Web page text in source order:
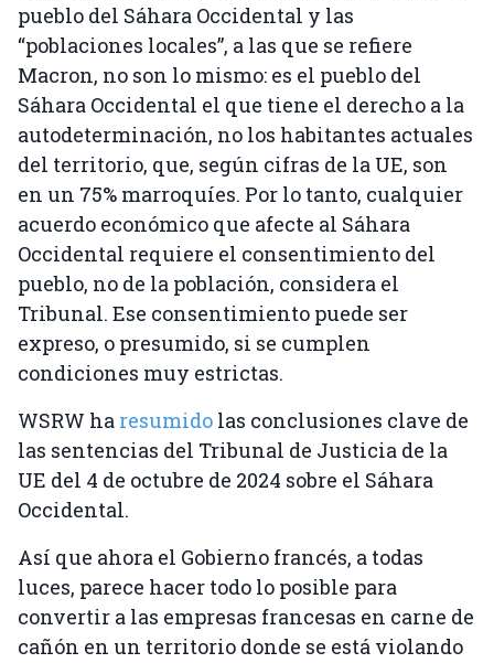
pueblo del Sáhara Occidental y las
“poblaciones locales”, a las que se refiere
Macron, no son lo mismo: es el pueblo del
Sáhara Occidental el que tiene el derecho a la
autodeterminación, no los habitantes actuales
del territorio, que, según cifras de la UE, son
en un 75% marroquíes. Por lo tanto, cualquier
acuerdo económico que afecte al Sáhara
Occidental requiere el consentimiento del
pueblo, no de la población, considera el
Tribunal. Ese consentimiento puede ser
expreso, o presumido, si se cumplen
condiciones muy estrictas.
WSRW ha resumido las conclusiones clave de
las sentencias del Tribunal de Justicia de la
UE del 4 de octubre de 2024 sobre el Sáhara
Occidental.
Así que ahora el Gobierno francés, a todas
luces, parece hacer todo lo posible para
convertir a las empresas francesas en carne de
cañón en un territorio donde se está violando